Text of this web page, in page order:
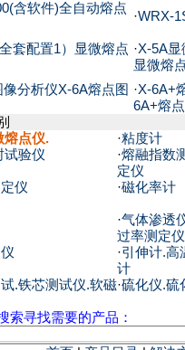
含软件)全自动熔点
·WRX-
套配置1）显微熔点 ·X-5A显
显微熔
分析仪X-6A熔点图 ·X-6A+
6A+熔
熔点仪. ·粘度计
试验仪 ·熔融指数
定仪
仪 ·磁化率计
·气体渗透
过率测定仪
·引伸计.高
计
.铁芯测试仪.软磁·硫化仪.硫
索寻找需要的产品：